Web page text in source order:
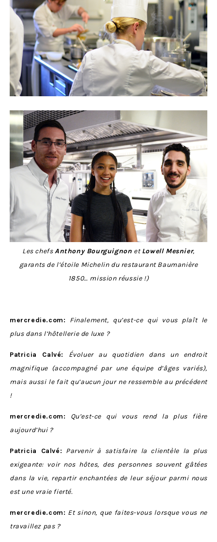
Les chefsAnthony Bourguignon etLowell Mesnier,
garants de l’étoile Michelin du restaurant Baumanière
1850… mission réussie !)
mercredie.com:
Finalement, qu’est-ce qui vous plaît le
plus dans l’hôtellerie de luxe ?
Patricia Calvé:
Évoluer au quotidien dans un endroit
magnifique (accompagné par une équipe d’âges variés),
mais aussi le fait qu’aucun jour ne ressemble au précédent
!
mercredie.com:
Qu’est-ce qui vous rend la plus fière
aujourd’hui ?
Patricia Calvé: Parvenir à satisfaire la clientèle la plus
exigeante: voir nos hôtes, des personnes souvent gâtées
dans la vie, repartir enchantées de leur séjour parmi nous
est une vraie fierté.
mercredie.com: Et sinon, que faites-vous lorsque vous ne
travaillez pas ?